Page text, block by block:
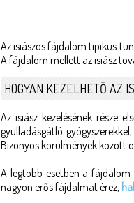
Az isiászos fájdalom tipikus
A fájdalom mellett az isiász
HOGYAN KEZELHETŐ AZ
Az isiász kezelésének része
gyulladásgátló
Bizonyos körülmények között
A legtöbb esetben a
nagyon erős fájdalmat érez,